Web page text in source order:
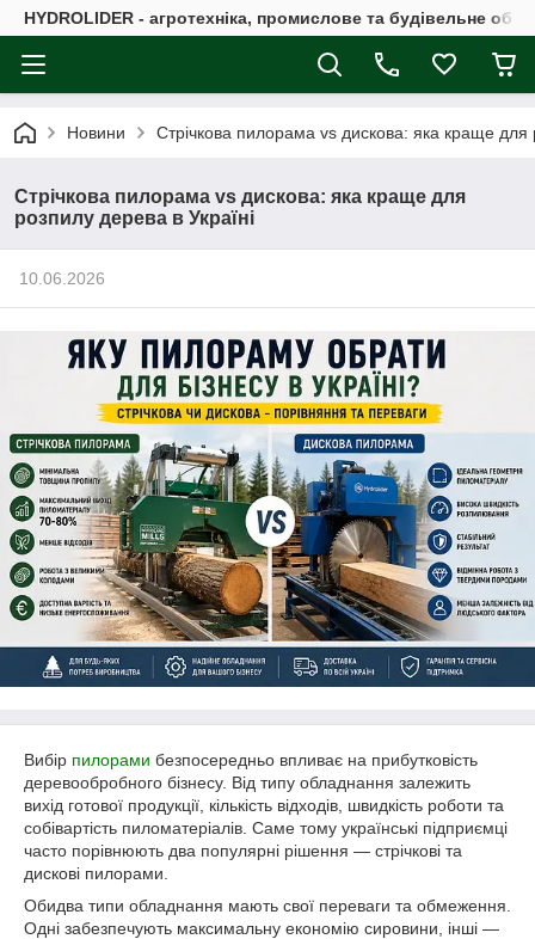
HYDROLIDER - агротехніка, промислове та будівельне
Новини Стрічкова пилорама vs дискова: яка краще для
Стрічкова пилорама vs дискова: яка краще для
розпилу дерева в Україні
10.06.2026
Вибір пилорами безпосередньо впливає на прибутковість
деревообробного бізнесу. Від типу обладнання залежить
вихід готової продукції, кількість відходів, швидкість роботи та
собівартість пиломатеріалів. Саме тому українські підприємці
часто порівнюють два популярні рішення — стрічкові та
дискові пилорами.
Обидва типи обладнання мають свої переваги та обмеження.
Одні забезпечують максимальну економію сировини, інші —